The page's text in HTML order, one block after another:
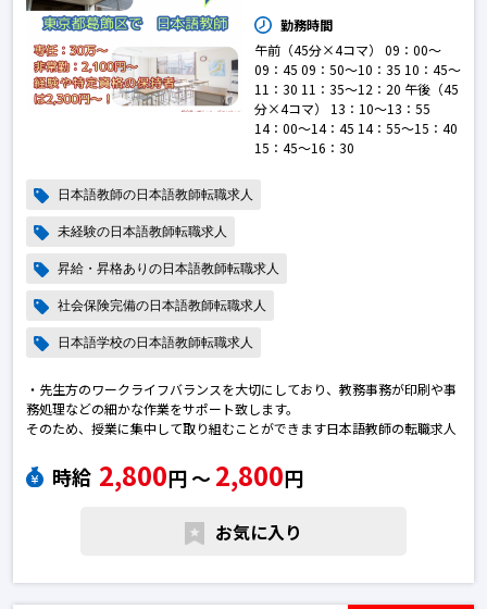
勤務時間
午前（45分×4コマ） 09：00～
09：45 09：50～10：35 10：45～
11：30 11：35～12：20 午後（45
分×4コマ） 13：10～13：55
14：00～14：45 14：55～15：40
15：45～16：30
日本語教師の日本語教師転職求人
未経験の日本語教師転職求人
昇給・昇格ありの日本語教師転職求人
社会保険完備の日本語教師転職求人
日本語学校の日本語教師転職求人
・先生方のワークライフバランスを大切にしており、教務事務が印刷や事
務処理などの細かな作業をサポート致します。
そのため、授業に集中して取り組むことができます日本語教師の転職求人
時給 2,800円 〜 2,800円
お気に入り